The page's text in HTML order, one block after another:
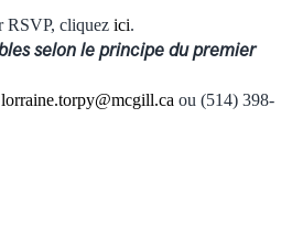
RSVP, cliquez ici.
selon le principe du premier
lorraine.torpy@mcgill.ca ou (514) 398-